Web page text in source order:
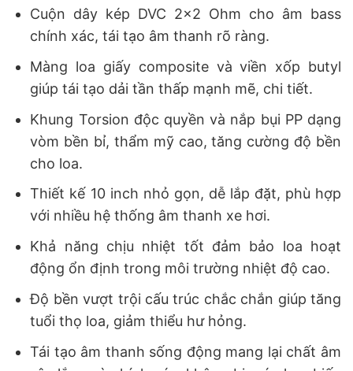
Cuộn dây kép DVC 2×2 Ohm cho âm bass
chính xác, tái tạo âm thanh rõ ràng.
Màng loa giấy composite và viền xốp butyl
giúp tái tạo dải tần thấp mạnh mẽ, chi tiết.
Khung Torsion độc quyền và nắp bụi PP dạng
vòm bền bỉ, thẩm mỹ cao, tăng cường độ bền
cho loa.
Thiết kế 10 inch nhỏ gọn, dễ lắp đặt, phù hợp
với nhiều hệ thống âm thanh xe hơi.
Khả năng chịu nhiệt tốt đảm bảo loa hoạt
động ổn định trong môi trường nhiệt độ cao.
Độ bền vượt trội cấu trúc chắc chắn giúp tăng
tuổi thọ loa, giảm thiểu hư hỏng.
Tái tạo âm thanh sống động mang lại chất âm